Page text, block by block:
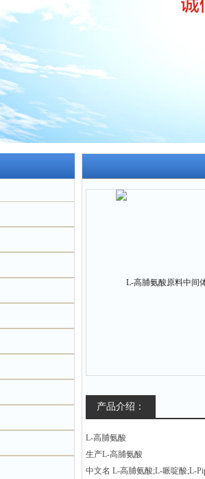
产品介绍：
L-高脯氨酸
生产L-高脯氨酸
中文名 L-高脯氨酸;L-哌啶酸;L-